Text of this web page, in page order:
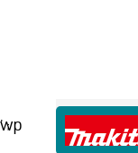
wp
' ;